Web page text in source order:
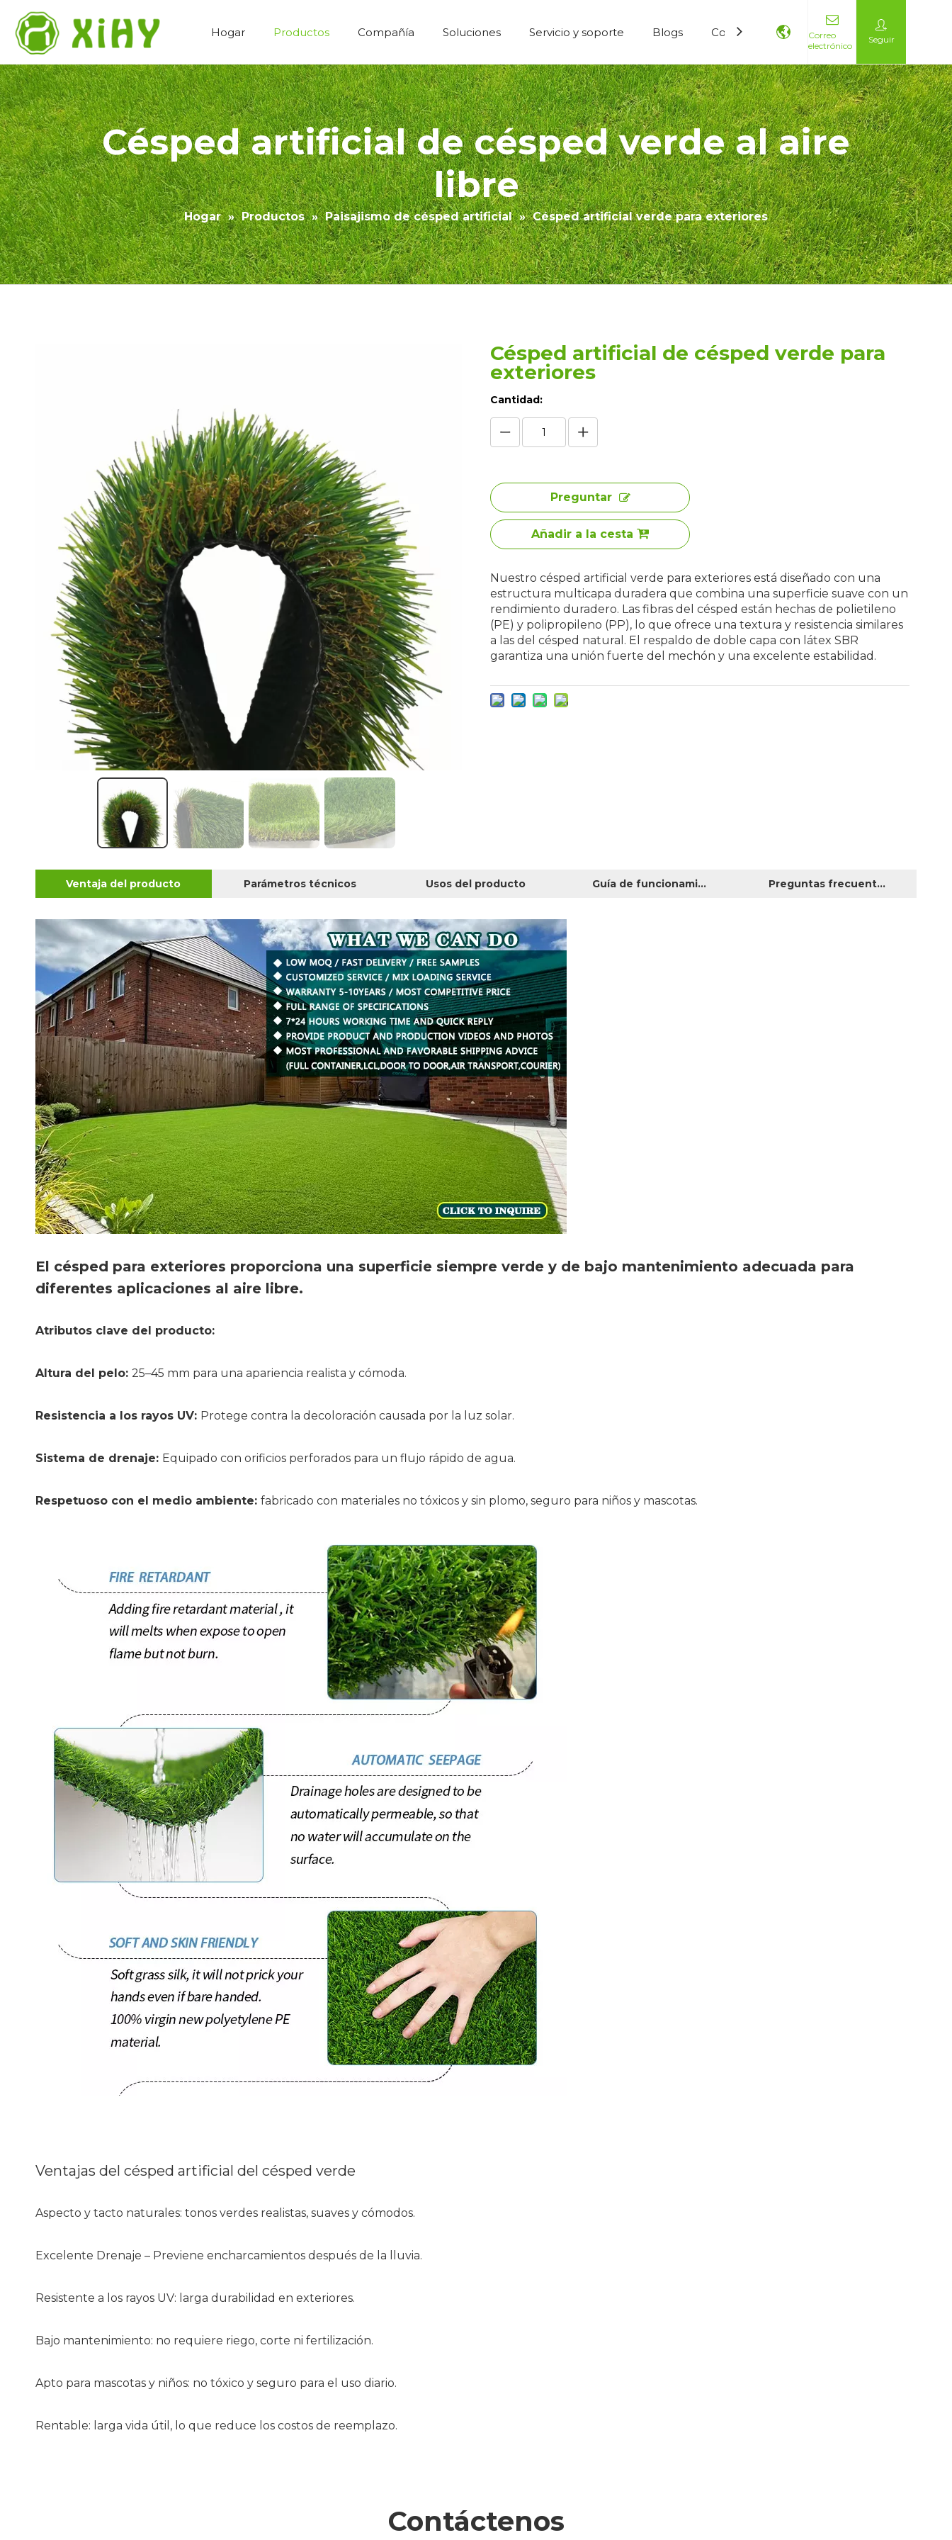
Hogar Productos Compañía Soluciones Servicio y soporte Blogs Contáctenos
Correo
electrónico
Seguir
Césped artificial de césped verde al aire
libre
Hogar » Productos » Paisajismo de césped artificial » Césped artificial verde para exteriores
Césped artificial de césped verde para
exteriores
Cantidad:
Preguntar
Añadir a la cesta
Nuestro césped artificial verde para exteriores está diseñado con una
estructura multicapa duradera que combina una superficie suave con un
rendimiento duradero. Las fibras del césped están hechas de polietileno
(PE) y polipropileno (PP), lo que ofrece una textura y resistencia similares
a las del césped natural. El respaldo de doble capa con látex SBR
garantiza una unión fuerte del mechón y una excelente estabilidad.
Ventaja del producto Parámetros técnicos Usos del producto Guía de funcionamiento del producto Preguntas frecuentes
El césped para exteriores proporciona una superficie siempre verde y de bajo mantenimiento adecuada para
diferentes aplicaciones al aire libre.
Atributos clave del producto:
Altura del pelo: 25–45 mm para una apariencia realista y cómoda.
Resistencia a los rayos UV: Protege contra la decoloración causada por la luz solar.
Sistema de drenaje: Equipado con orificios perforados para un flujo rápido de agua.
Respetuoso con el medio ambiente: fabricado con materiales no tóxicos y sin plomo, seguro para niños y mascotas.
Ventajas del césped artificial del césped verde
Aspecto y tacto naturales: tonos verdes realistas, suaves y cómodos.
Excelente Drenaje – Previene encharcamientos después de la lluvia.
Resistente a los rayos UV: larga durabilidad en exteriores.
Bajo mantenimiento: no requiere riego, corte ni fertilización.
Apto para mascotas y niños: no tóxico y seguro para el uso diario.
Rentable: larga vida útil, lo que reduce los costos de reemplazo.
Contáctenos